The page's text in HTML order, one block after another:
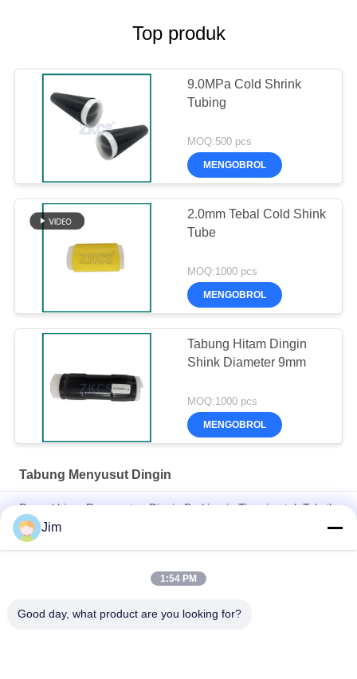
Top produk
9.0MPa Cold Shrink
Tubing
MOQ:500 pcs
MENGOBROL
2.0mm Tebal Cold Shink
Tube
MOQ:1000 pcs
MENGOBROL
Tabung Hitam Dingin
Shink Diameter 9mm
MOQ:1000 pcs
MENGOBROL
Tabung Menyusut Dingin
Pengakhiran Penyusutan Dingin Berkinerja Tinggi untuk Teknik
Tenaga Listrik
Tahan UV, Tahan Ozon, Ekspansi 4x – Tabung Penyusut Dingin
Jim
1:54 PM
Good day, what product are you looking for?